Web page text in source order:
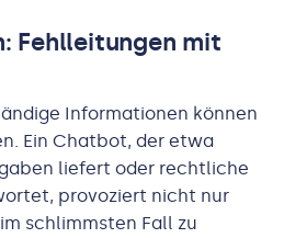
Fehlleitungen mit
Informationen können
Ein Chatbot, der etwa
liefert oder rechtliche
provoziert nicht nur
schlimmsten Fall zu